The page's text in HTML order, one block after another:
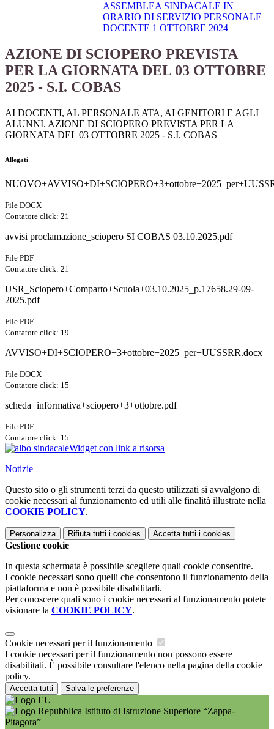
ASSEMBLEA SINDACALE IN
ORARIO DI SERVIZIO PERSONALE
DOCENTE 1 OTTOBRE 2024
AZIONE DI SCIOPERO PREVISTA
PER LA GIORNATA DEL 03 OTTOBRE
2025 - S.I. COBAS
AI DOCENTI, AL PERSONALE ATA, AI GENITORI E AGLI
ALUNNI. AZIONE DI SCIOPERO PREVISTA PER LA
GIORNATA DEL 03 OTTOBRE 2025 - S.I. COBAS
Allegati
File DOCX
Contatore click: 21
avvisi proclamazione_sciopero SI COBAS 03.10.2025.pdf
File PDF
Contatore click: 21
USR_Sciopero+Comparto+Scuola+03.10.2025_p.17658.29-09-
2025.pdf
File PDF
Contatore click: 19
AVVISO+DI+SCIOPERO+3+ottobre+2025_per+UUSSRR.docx
File DOCX
Contatore click: 15
scheda+informativa+sciopero+3+ottobre.pdf
File PDF
Contatore click: 15
Widget con link a risorsa
Notizie
Questo sito o gli strumenti terzi da questo utilizzati si avvalgono di
cookie necessari al funzionamento ed utili alle finalità illustrate nella
COOKIE POLICY.
Personalizza Rifiuta tutti i cookies Accetta tutti i cookies
Gestione cookie
In questa schermata è possibile scegliere quali cookie consentire.
I cookie necessari sono quelli che consentono il funzionamento della
piattaforma e non è possibile disabilitarli.
Per conoscere quali sono i cookie necessari al funzionamento potete
visionare la COOKIE POLICY.
Cookie necessari per il funzionamento
I cookie necessari per il funzionamento non possono essere
disabilitati. È possibile consultare l'elenco nella pagina della cookie
policy.
Accetta tutti Salva le preferenze
Istituto di Istruzione Superiore “Zappa-
Pitagora”